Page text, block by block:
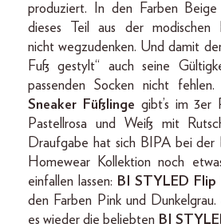
produziert. In den Farben
dieses Teil aus der modischen
nicht wegzudenken. Und damit
Fuß gestylt“ auch seine
passenden Socken nicht
Sneaker Füßlinge gibt’s im 3er
Pastellrosa und Weiß mit
Draufgabe hat sich BIPA bei
Homewear Kollektion noch
einfallen lassen: BI STYLED Flip
den Farben Pink und
es wieder die beliebten BI